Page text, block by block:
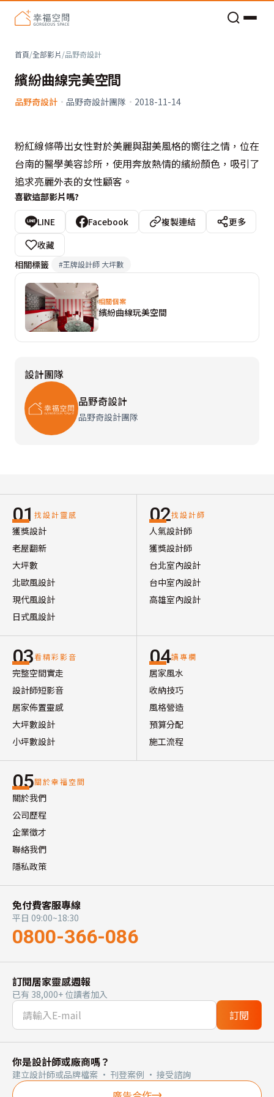
首頁/全部影片/品野奇設計
繽紛曲線完美空間
品野奇設計 · 品野奇設計團隊 · 2018-11-14
粉紅線條帶出女性對於美麗與甜美風格的嚮往之情，位在
台南的醫學美容診所，使用奔放熱情的繽紛顏色，吸引了
追求亮麗外表的女性顧客。
喜歡這部影片嗎?
LINE Facebook 複製連結
更多
收藏
相關標籤
#王牌設計師 大坪數
相關個案
繽紛曲線玩美空間
設計團隊
品野奇設計
品野奇設計團隊
01 找設計靈感
獲獎設計
老屋翻新
大坪數
北歐風設計
現代風設計
日式風設計
02找設計師
人氣設計師
獲獎設計師
台北室內設計
台中室內設計
高雄室內設計
03看精彩影音
完整空間實走
設計師短影音
居家佈置靈感
大坪數設計
小坪數設計
04讀專欄
居家風水
收納技巧
風格營造
預算分配
施工流程
05關於幸福空間
關於我們
公司歷程
企業徵才
聯絡我們
隱私政策
免付費客服專線
平日 09:00~18:30
0800-366-086
訂閱居家靈感週報
已有 38,000+ 位讀者加入
訂閱
你是設計師或廠商嗎？
建立設計師或品牌檔案 · 刊登案例 · 接受諮詢